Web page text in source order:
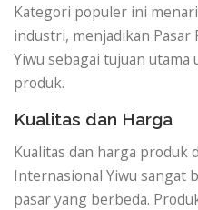
Kategori populer ini
industri, menjadikan
Yiwu sebagai tujuan
produk.
Kualitas dan Harga
Kualitas dan harga produk
Internasional Yiwu sangat
pasar yang berbeda.